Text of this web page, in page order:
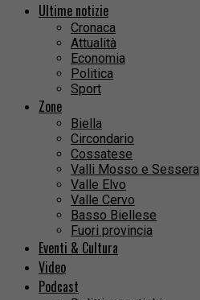
Ultime notizie
Cronaca
Attualità
Economia
Politica
Sport
Zone
Biella
Circondario
Cossatese
Valli Mosso e Sessera
Valle Elvo
Valle Cervo
Basso Biellese
Fuori provincia
Eventi & Cultura
Video
Podcast